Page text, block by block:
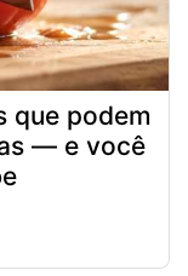
que podem
— e você